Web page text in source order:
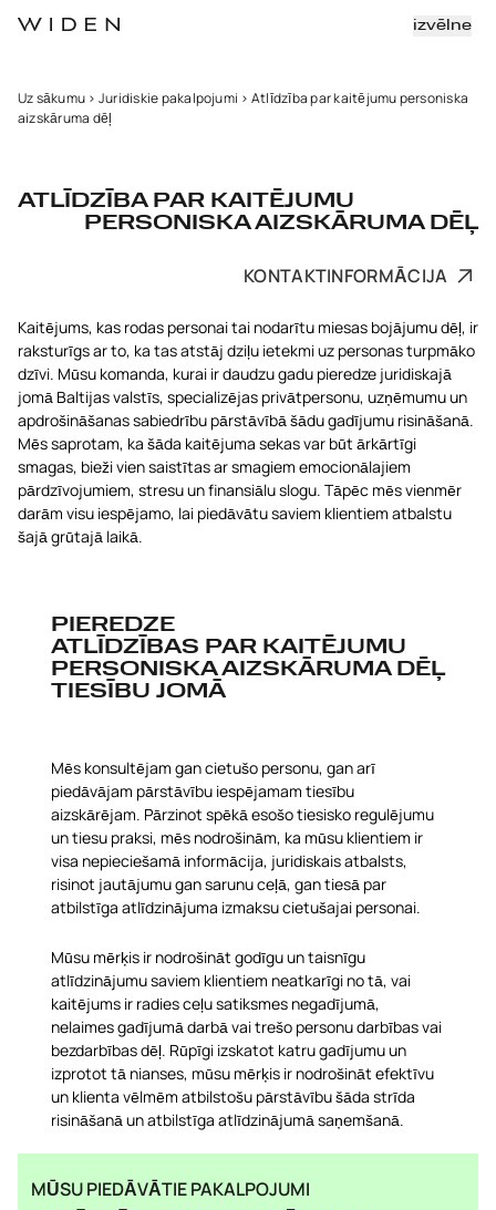
izvēlne
Uz sākumu > Juridiskie pakalpojumi > Atlīdzība par kaitējumu personiska
aizskāruma dēļ
ATLĪDZĪBA PAR KAITĒJUMU
PERSONISKA AIZSKĀRUMA DĒĻ
KONTAKTINFORMĀCIJA
Kaitējums, kas rodas personai tai nodarītu miesas bojājumu dēļ, ir
raksturīgs ar to, ka tas atstāj dziļu ietekmi uz personas turpmāko
dzīvi. Mūsu komanda, kurai ir daudzu gadu pieredze juridiskajā
jomā Baltijas valstīs, specializējas privātpersonu, uzņēmumu un
apdrošināšanas sabiedrību pārstāvībā šādu gadījumu risināšanā.
Mēs saprotam, ka šāda kaitējuma sekas var būt ārkārtīgi
smagas, bieži vien saistītas ar smagiem emocionālajiem
pārdzīvojumiem, stresu un finansiālu slogu. Tāpēc mēs vienmēr
darām visu iespējamo, lai piedāvātu saviem klientiem atbalstu
šajā grūtajā laikā.
PIEREDZE
ATLĪDZĪBAS PAR KAITĒJUMU
PERSONISKA AIZSKĀRUMA DĒĻ
TIESĪBU JOMĀ
Mēs konsultējam gan cietušo personu, gan arī
piedāvājam pārstāvību iespējamam tiesību
aizskārējam. Pārzinot spēkā esošo tiesisko regulējumu
un tiesu praksi, mēs nodrošinām, ka mūsu klientiem ir
visa nepieciešamā informācija, juridiskais atbalsts,
risinot jautājumu gan sarunu ceļā, gan tiesā par
atbilstīga atlīdzinājuma izmaksu cietušajai personai.
Mūsu mērķis ir nodrošināt godīgu un taisnīgu
atlīdzinājumu saviem klientiem neatkarīgi no tā, vai
kaitējums ir radies ceļu satiksmes negadījumā,
nelaimes gadījumā darbā vai trešo personu darbības vai
bezdarbības dēļ. Rūpīgi izskatot katru gadījumu un
izprotot tā nianses, mūsu mērķis ir nodrošināt efektīvu
un klienta vēlmēm atbilstošu pārstāvību šāda strīda
risināšanā un atbilstīga atlīdzinājumā saņemšanā.
MŪSU PIEDĀVĀTIE PAKALPOJUMI